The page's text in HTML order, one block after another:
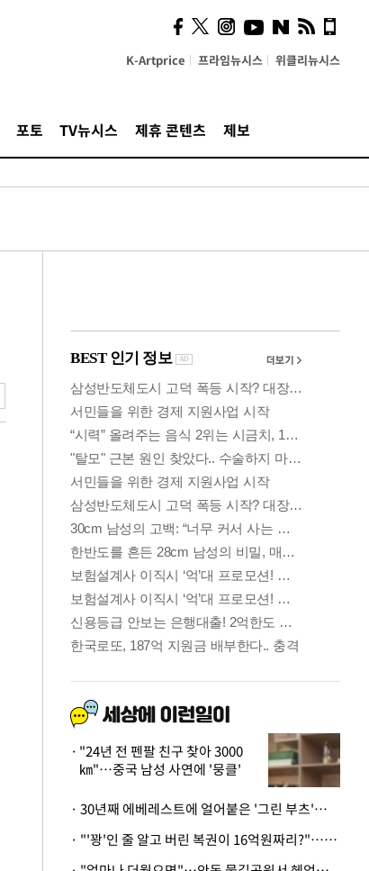
K-Artprice 프라임뉴시스 위클리뉴시스
포토 TV뉴시스 제휴 콘텐츠 제보
사이 해답 찾았죠"…알을
깨고 나온 '초자아'
"24년 전 펜팔 친구 찾아 3000
㎞"…중국 남성 사연에 '뭉클'
· 30년째 에베레스트에 얼어붙은 '그린 부츠'…드디어 가족 품으로
· "'꽝'인 줄 알고 버린 복권이 16억원짜리?"…극적으로 되찾은 사연